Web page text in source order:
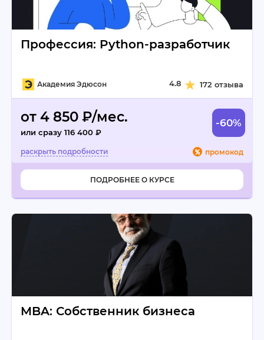
Профессия: Python-разработчик
Академия Эдюсон 4.8 172 отзыва
от 4 850 ₽/мес.
или сразу 116 400 ₽
-60%
промокод
ПОДРОБНЕЕ О КУРСЕ
MBA: Собственник бизнеса